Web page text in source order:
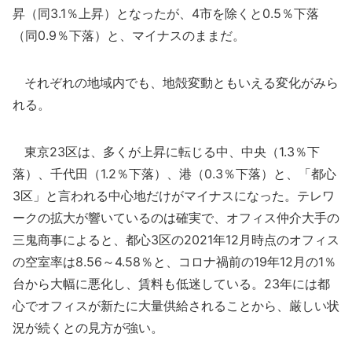
昇（同3.1％上昇）となったが、4市を除くと0.5％下落
（同0.9％下落）と、マイナスのままだ。
それぞれの地域内でも、地殻変動ともいえる変化がみら
れる。
東京23区は、多くが上昇に転じる中、中央（1.3％下
落）、千代田（1.2％下落）、港（0.3％下落）と、「都心
3区」と言われる中心地だけがマイナスになった。テレワ
ークの拡大が響いているのは確実で、オフィス仲介大手の
三鬼商事によると、都心3区の2021年12月時点のオフィス
の空室率は8.56～4.58％と、コロナ禍前の19年12月の1％
台から大幅に悪化し、賃料も低迷している。23年には都
心でオフィスが新たに大量供給されることから、厳しい状
況が続くとの見方が強い。